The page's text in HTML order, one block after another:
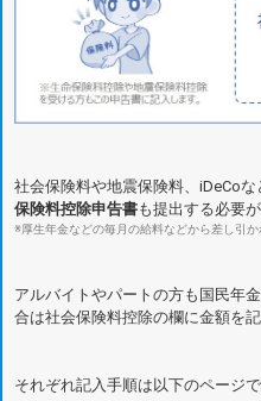
社会保険料や地震保険料、iDeCo
保険料控除申告書も提出する必要が
※厚生年金などの毎月の給料などから差し引
アルバイトやパートの方も国民年
合は社会保険料控除の欄に金額を
それぞれ記入手順は以下のページ